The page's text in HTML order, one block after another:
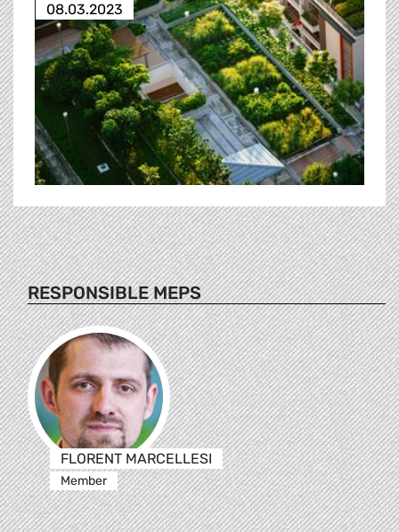
08.03.2023
RESPONSIBLE MEPS
FLORENT MARCELLESI
Member